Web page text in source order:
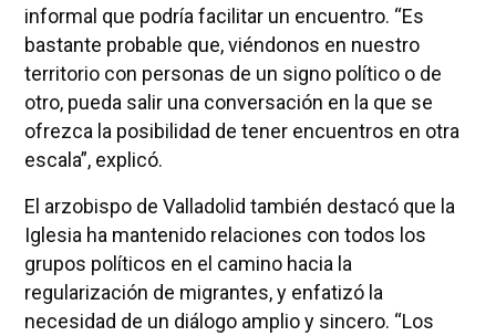
informal que podría facilitar un encuentro. “Es
bastante probable que, viéndonos en nuestro
territorio con personas de un signo político o de
otro, pueda salir una conversación en la que se
ofrezca la posibilidad de tener encuentros en otra
escala”, explicó.
El arzobispo de Valladolid también destacó que la
Iglesia ha mantenido relaciones con todos los
grupos políticos en el camino hacia la
regularización de migrantes, y enfatizó la
necesidad de un diálogo amplio y sincero. “Los